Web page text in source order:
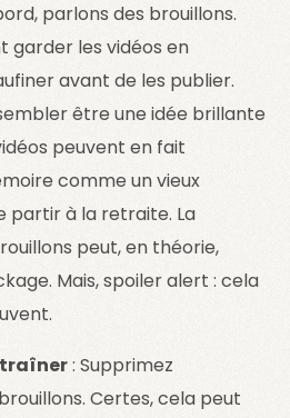
parlons des brouillons.
garder les vidéos en
avant de les publier.
être une idée brillante
peuvent en fait
comme un vieux
partir à la retraite. La
peut, en théorie,
Mais, spoiler alert : cela
traîner: Supprimez
Certes, cela peut